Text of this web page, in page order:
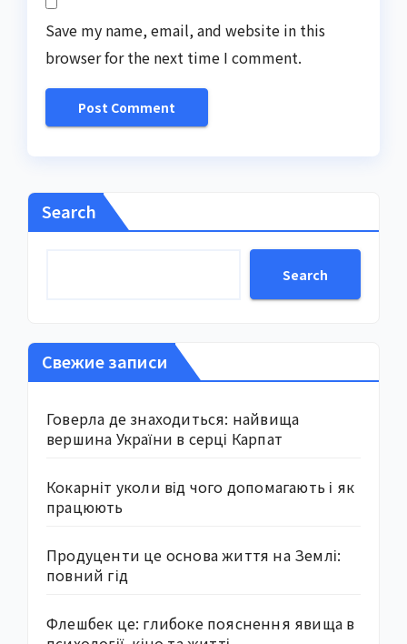
Save my name, email, and website in this
browser for the next time I comment.
Search
Search
Свежие записи
Говерла де знаходиться: найвища
вершина України в серці Карпат
Кокарніт уколи від чого допомагають і як
працюють
Продуценти це основа життя на Землі:
повний гід
Флешбек це: глибоке пояснення явища в